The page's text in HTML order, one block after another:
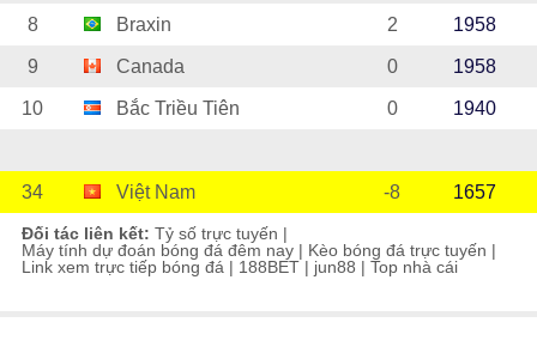
8 Braxin 2 1958
9 Canada 0 1958
10 Bắc Triều Tiên 0 1940
34 Việt Nam -8 1657
Đối tác liên kết: Tỷ số trực tuyến |
Máy tính dự đoán bóng đá đêm nay | Kèo bóng đá trực tuyến |
Link xem trực tiếp bóng đá | 188BET | jun88 | Top nhà cái